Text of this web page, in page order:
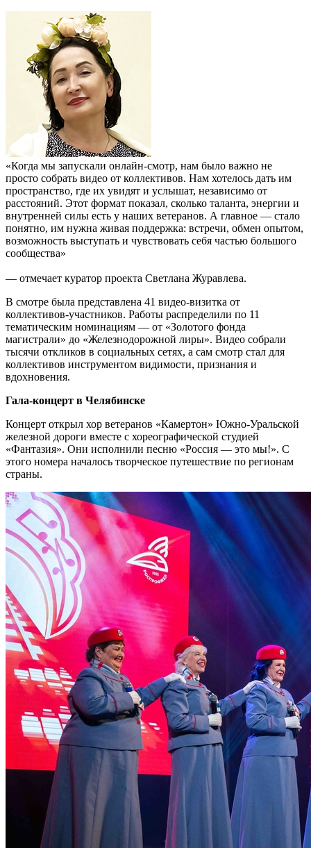
«Когда мы запускали онлайн-смотр, нам было важно не
просто собрать видео от коллективов. Нам хотелось дать им
пространство, где их увидят и услышат, независимо от
расстояний. Этот формат показал, сколько таланта, энергии и
внутренней силы есть у наших ветеранов. А главное — стало
понятно, им нужна живая поддержка: встречи, обмен опытом,
возможность выступать и чувствовать себя частью большого
сообщества»
— отмечает куратор проекта Светлана Журавлева.
В смотре была представлена 41 видео-визитка от
коллективов-участников. Работы распределили по 11
тематическим номинациям — от «Золотого фонда
магистрали» до «Железнодорожной лиры». Видео собрали
тысячи откликов в социальных сетях, а сам смотр стал для
коллективов инструментом видимости, признания и
вдохновения.
Гала-концерт в Челябинске
Концерт открыл хор ветеранов «Камертон» Южно-Уральской
железной дороги вместе с хореографической студией
«Фантазия». Они исполнили песню «Россия — это мы!». С
этого номера началось творческое путешествие по регионам
страны.